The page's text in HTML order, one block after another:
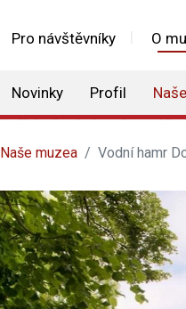
Pro návštěvníky O
Novinky Profil
Naše muzea Vodní hamr